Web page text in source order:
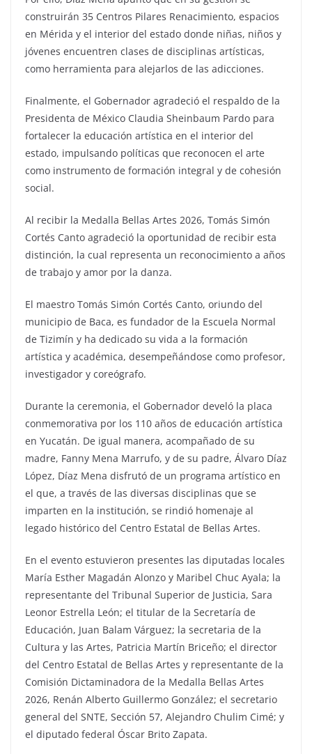
construirán 35 Centros Pilares Renacimiento, espacios
en Mérida y el interior del estado donde niñas, niños y
jóvenes encuentren clases de disciplinas artísticas,
como herramienta para alejarlos de las adicciones.
Finalmente, el Gobernador agradeció el respaldo de la
Presidenta de México Claudia Sheinbaum Pardo para
fortalecer la educación artística en el interior del
estado, impulsando políticas que reconocen el arte
como instrumento de formación integral y de cohesión
social.
Al recibir la Medalla Bellas Artes 2026, Tomás Simón
Cortés Canto agradeció la oportunidad de recibir esta
distinción, la cual representa un reconocimiento a años
de trabajo y amor por la danza.
El maestro Tomás Simón Cortés Canto, oriundo del
municipio de Baca, es fundador de la Escuela Normal
de Tizimín y ha dedicado su vida a la formación
artística y académica, desempeñándose como profesor,
investigador y coreógrafo.
Durante la ceremonia, el Gobernador develó la placa
conmemorativa por los 110 años de educación artística
en Yucatán. De igual manera, acompañado de su
madre, Fanny Mena Marrufo, y de su padre, Álvaro Díaz
López, Díaz Mena disfrutó de un programa artístico en
el que, a través de las diversas disciplinas que se
imparten en la institución, se rindió homenaje al
legado histórico del Centro Estatal de Bellas Artes.
En el evento estuvieron presentes las diputadas locales
María Esther Magadán Alonzo y Maribel Chuc Ayala; la
representante del Tribunal Superior de Justicia, Sara
Leonor Estrella León; el titular de la Secretaría de
Educación, Juan Balam Várguez; la secretaria de la
Cultura y las Artes, Patricia Martín Briceño; el director
del Centro Estatal de Bellas Artes y representante de la
Comisión Dictaminadora de la Medalla Bellas Artes
2026, Renán Alberto Guillermo González; el secretario
general del SNTE, Sección 57, Alejandro Chulim Cimé; y
el diputado federal Óscar Brito Zapata.